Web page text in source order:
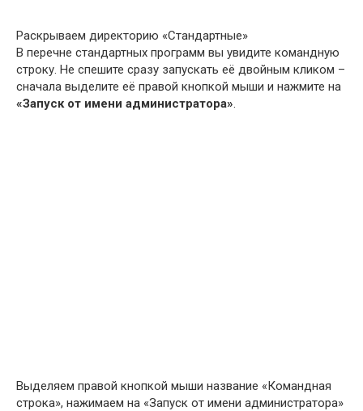
Раскрываем директорию «Стандартные»
В перечне стандартных программ вы увидите командную
строку. Не спешите сразу запускать её двойным кликом –
сначала выделите её правой кнопкой мыши и нажмите на
«Запуск от имени администратора»
Выделяем правой кнопкой мыши название «Командная
строка», нажимаем на «Запуск от имени администратора»